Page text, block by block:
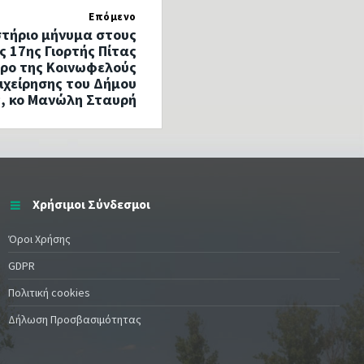
Επόμενο
μήνυμα στους
17ης Γιορτής Πίτας
της Κοινωφελούς
του Δήμου
κο Μανώλη Σταυρή
Χρήσιμοι Σύνδεσμοι
Όροι Χρήσης
GDPR
Πολιτική cookies
Δήλωση Προσβασιμότητας